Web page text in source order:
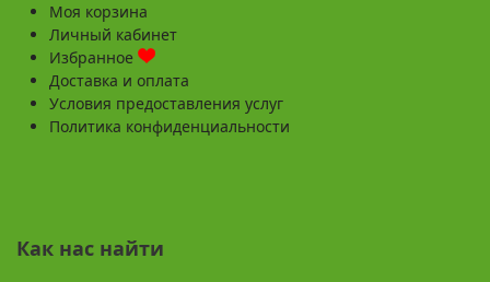
Моя корзина
Личный кабинет
Избранное
Доставка и оплата
Условия предоставления услуг
Политика конфиденциальности
Как нас найти